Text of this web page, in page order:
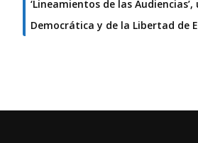
‘Lineamientos de las
Democrática y de la Libertad de